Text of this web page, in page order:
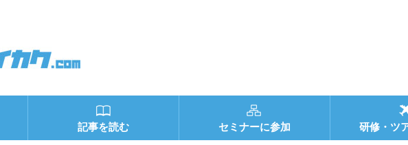
記事を読む セミナーに参加 研修・ツ